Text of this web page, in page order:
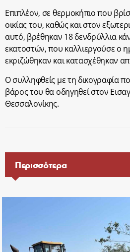
Επιπλέον, σε θερμοκήπιο που
οικίας του, καθώς και στον
αυτό, βρέθηκαν 18 δενδρύλλια
εκατοστών, που καλλιεργούσε ο
εκριζώθηκαν και κατασχέθηκαν
Ο συλληφθείς με τη δικογραφία
βάρος του θα οδηγηθεί στον
Θεσσαλονίκης.
Περισσότερα